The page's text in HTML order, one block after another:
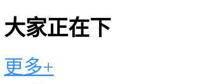
大家正在下
更多+